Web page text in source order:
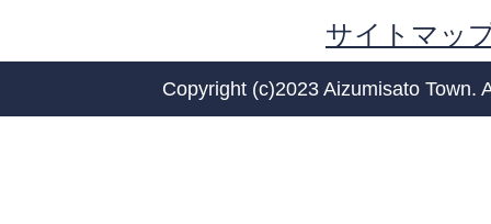
サイトマッ
Copyright (c)2023 Aizumisato Town.